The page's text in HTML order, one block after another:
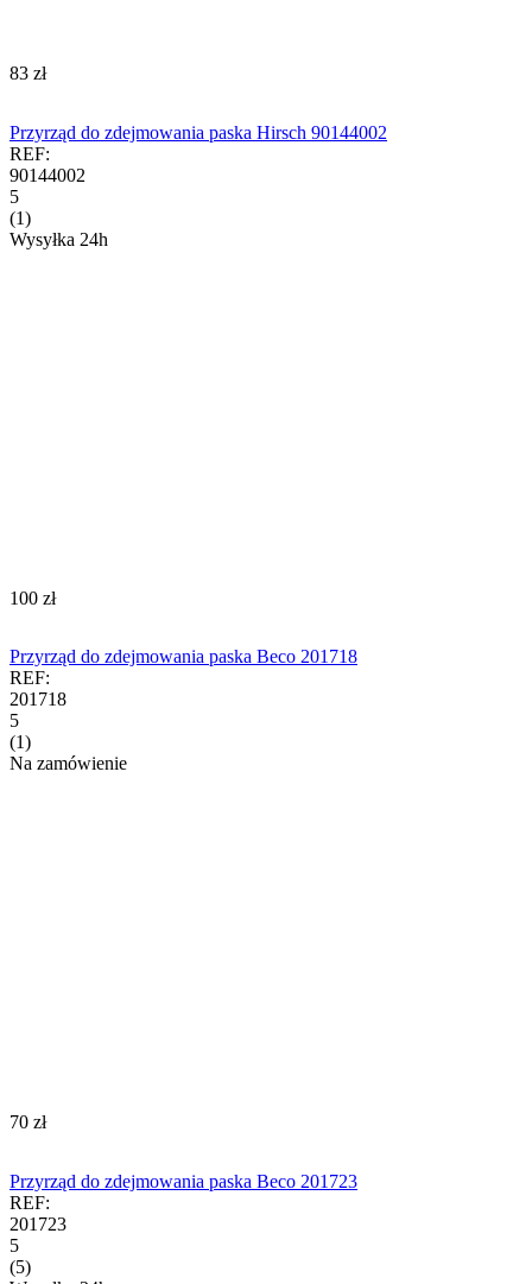
‍83‍ zł
Przyrząd do zdejmowania paska Hirsch 90144002
REF:
90144002
5
(1)
Wysyłka 24h
‍100‍ zł
Przyrząd do zdejmowania paska Beco 201718
REF:
201718
5
(1)
Na zamówienie
‍70‍ zł
Przyrząd do zdejmowania paska Beco 201723
REF:
201723
5
(5)